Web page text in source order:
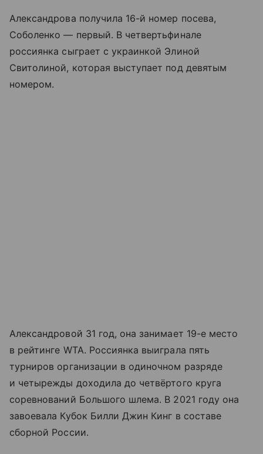
Александрова получила 16-й номер посева,
Соболенко — первый. В четвертьфинале
россиянка сыграет с украинкой Элиной
Свитолиной, которая выступает под девятым
номером.
Александровой 31 год, она занимает 19-е место
в рейтинге WTA. Россиянка выиграла пять
турниров организации в одиночном разряде
и четырежды доходила до четвёртого круга
соревнований Большого шлема. В 2021 году она
завоевала Кубок Билли Джин Кинг в составе
сборной России.